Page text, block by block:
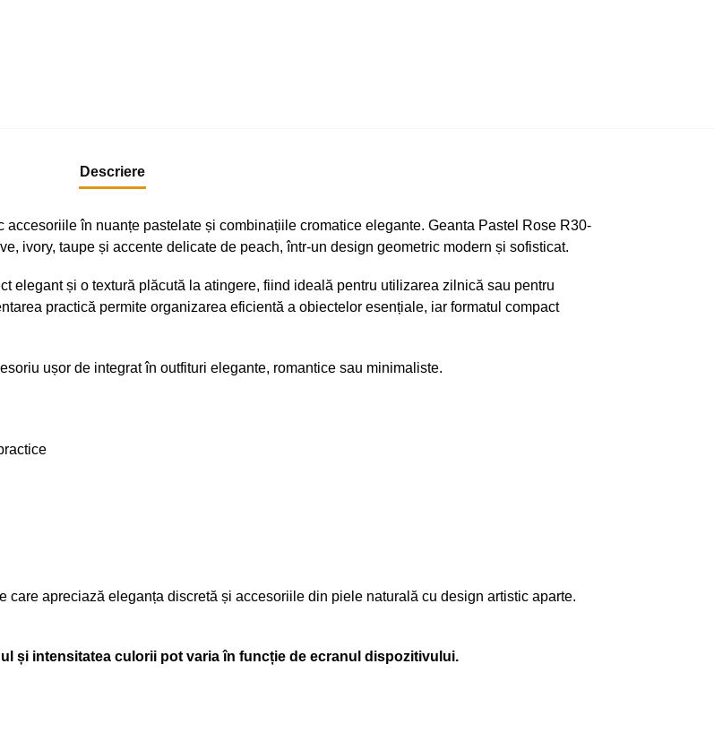
Descriere
în nuanțe pastelate și combinațiile cromatice elegante. Geanta Pastel Rose R30-
ivory, taupe și accente delicate de peach, într-un design geometric modern și sofisticat.
elegant și o textură plăcută la atingere, fiind ideală pentru utilizarea zilnică sau pentru
practică permite organizarea eficientă a obiectelor esențiale, iar formatul compact
ușor de integrat în outfituri elegante, romantice sau minimaliste.
care apreciază eleganța discretă și accesoriile din piele naturală cu design artistic aparte.
și intensitatea culorii pot varia în funcție de ecranul dispozitivului.